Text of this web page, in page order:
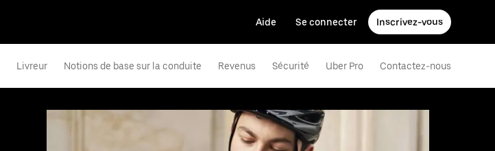
Aide Se connecter Inscrivez-vous
Livreur Notions de base sur la conduite Revenus Sécurité Uber Pro Contactez-nous